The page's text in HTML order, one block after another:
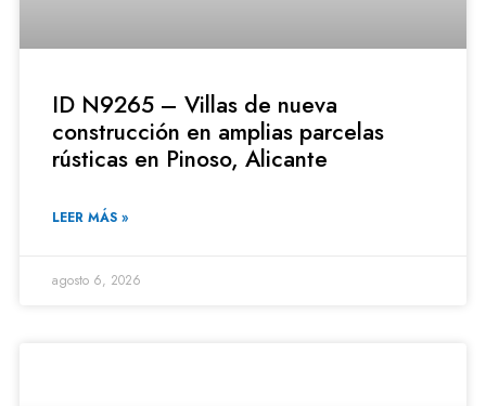
ID N9265 – Villas de nueva
construcción en amplias parcelas
rústicas en Pinoso, Alicante
LEER MÁS »
agosto 6, 2026